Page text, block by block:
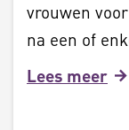
vrouwen
na een of
Lees meer